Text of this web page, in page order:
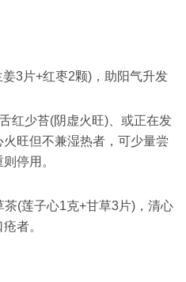
姜3片+红枣2颗)，助阳气升发
红少苔(阴虚火旺)、或正在发
旺但不兼湿热者，可少量尝
停用。
(莲子心1克+甘草3片)，清心
者。